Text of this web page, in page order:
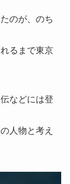
のが、のち
るまで東京
などには登
人物と考え